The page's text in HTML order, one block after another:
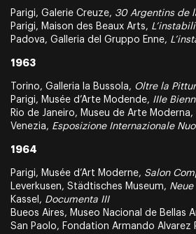
Parigi, Galerie Creuze, 30 Argentins de
Parigi, Maison des Beaux Arts,
Padova, Galleria del Gruppo Enne,
1963
Torino, Galleria la Bussola, Oltre la
Parigi, Musée d’Arte Modende, IIIe
Rio de Janeiro, Museu de Arte Moderna,
Venezia, Esposizione Internazionale
1964
Parigi, Musée d’Art Moderne, Salon
Leverkusen, Städtisches Museum, Neue
Kassel, Documenta III
Bueos Aires, Museo Nacional de Bellas
San Paolo, Fondation Armando Alvarez